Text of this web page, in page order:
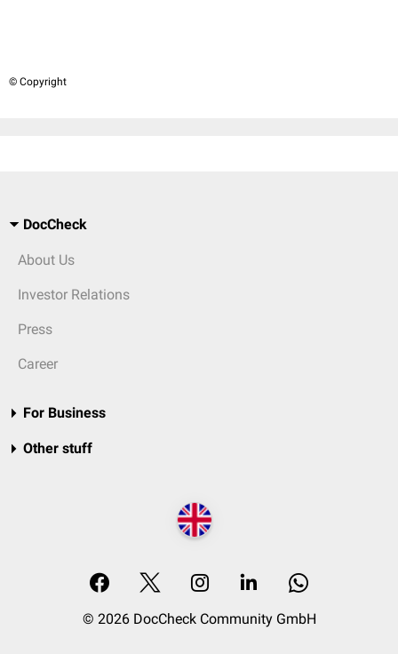
© Copyright
DocCheck
About Us
Investor Relations
Press
Career
For Business
Other stuff
© 2026 DocCheck Community GmbH